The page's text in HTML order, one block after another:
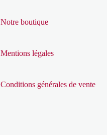
Notre boutique
Mentions légales
Conditions générales de vente